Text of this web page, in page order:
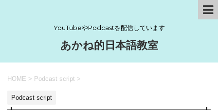
YouTubeやPodcastを配信しています
あかね的日本語教室
HOME > Podcast script >
Podcast script